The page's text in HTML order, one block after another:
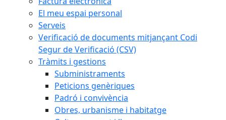
El meu espai personal
Serveis
Verificació de documents mitjançant Codi
Segur de Verificació (CSV)
Tràmits i gestions
Subministraments
Peticions genèriques
Padró i convivència
Obres, urbanisme i habitatge